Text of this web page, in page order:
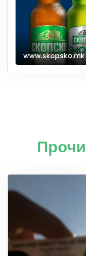
www.skopsko.mk